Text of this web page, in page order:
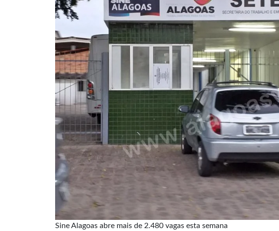
Sine Alagoas abre mais de 2.480 vagas esta semana